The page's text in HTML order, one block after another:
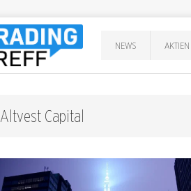
NEWS AKTIEN
Altvest Capital